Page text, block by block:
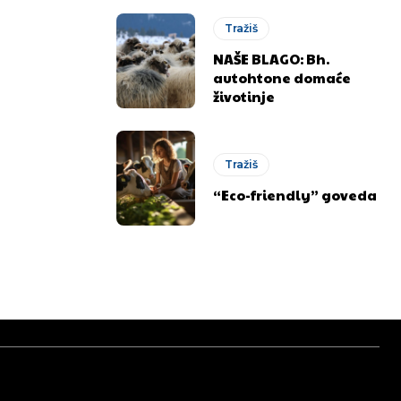
Tražiš
NAŠE BLAGO: Bh.
autohtone domaće
životinje
Tražiš
“Eco-friendly” goveda